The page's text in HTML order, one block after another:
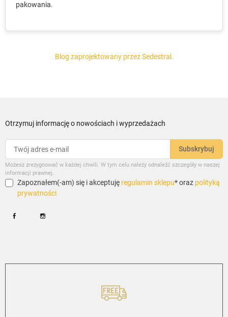
pakowania.
Blog zaprojektowany przez Sedestral.
Otrzymuj informację o nowościach i wyprzedażach
Możesz zrezygnować w każdej chwili. W tym celu należy odnaleźć szczegóły w naszej
informacji prawnej.
Zapoznałem(-am) się i akceptuję regulamin sklepu* oraz polityką
prywatności